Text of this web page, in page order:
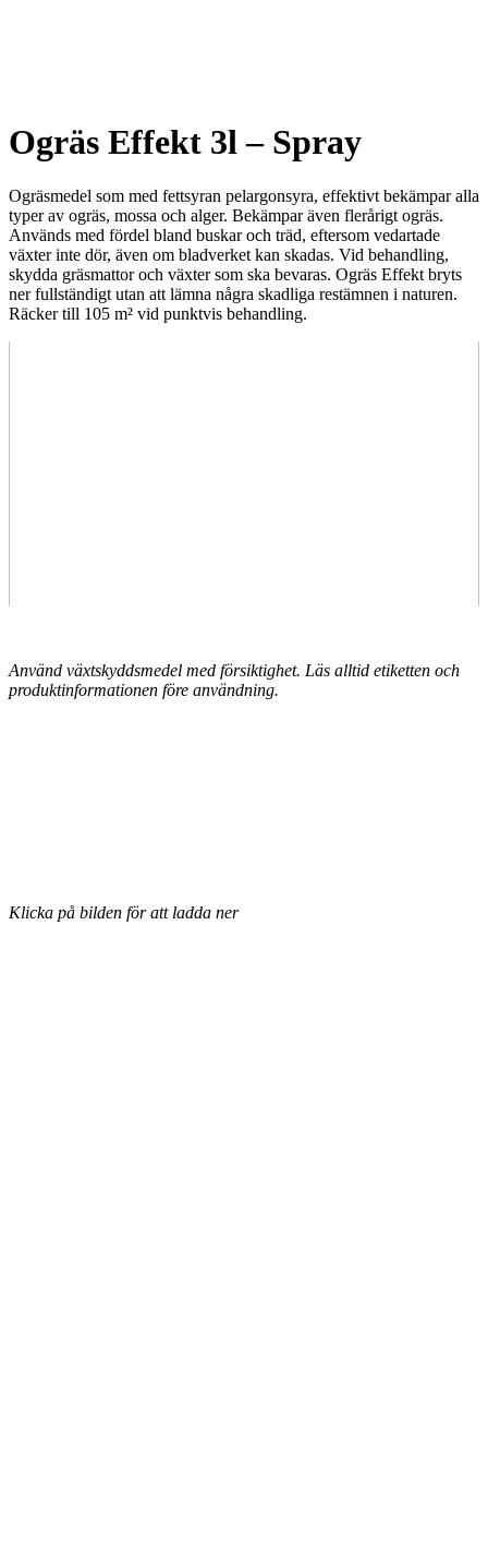
Ogräs Effekt 3l – Spray
Ogräsmedel som med fettsyran pelargonsyra, effektivt bekämpar alla
typer av ogräs, mossa och alger. Bekämpar även flerårigt ogräs.
Används med fördel bland buskar och träd, eftersom vedartade
växter inte dör, även om bladverket kan skadas. Vid behandling,
skydda gräsmattor och växter som ska bevaras. Ogräs Effekt bryts
ner fullständigt utan att lämna några skadliga restämnen i naturen.
Räcker till 105 m² vid punktvis behandling.
Använd växtskyddsmedel med försiktighet. Läs alltid etiketten och
produktinformationen före användning.
Klicka på bilden för att ladda ner